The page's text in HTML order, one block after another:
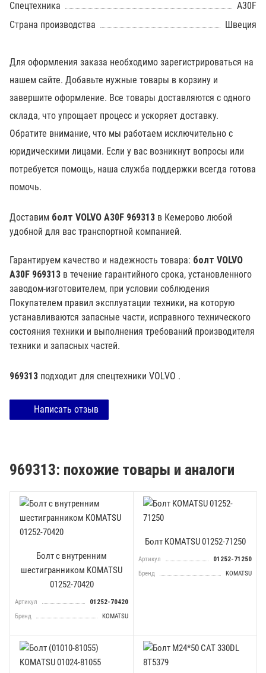
Спецтехника
A30F
Страна производства
Швеция
Для оформления заказа необходимо зарегистрироваться на
нашем сайте. Добавьте нужные товары в корзину и
завершите оформление. Все товары доставляются с одного
склада, что упрощает процесс и ускоряет доставку.
Обратите внимание, что мы работаем исключительно с
юридическими лицами. Если у вас возникнут вопросы или
потребуется помощь, наша служба поддержки всегда готова
помочь.
Доставим болт VOLVO A30F 969313 в Кемерово любой
удобной для вас транспортной компанией.
Гарантируем качество и надежность товара: болт VOLVO
A30F 969313 в течение гарантийного срока, установленного
заводом-изготовителем, при условии соблюдения
Покупателем правил эксплуатации техники, на которую
устанавливаются запасные части, исправного технического
состояния техники и выполнения требований производителя
техники и запасных частей.
969313 подходит для спецтехники VOLVO .
Написать отзыв
969313: похожие товары и аналоги
Болт с внутренним
шестигранником KOMATSU
01252-70420
Артикул
01252-70420
Бренд
KOMATSU
Болт KOMATSU 01252-71250
Артикул
01252-71250
Бренд
KOMATSU